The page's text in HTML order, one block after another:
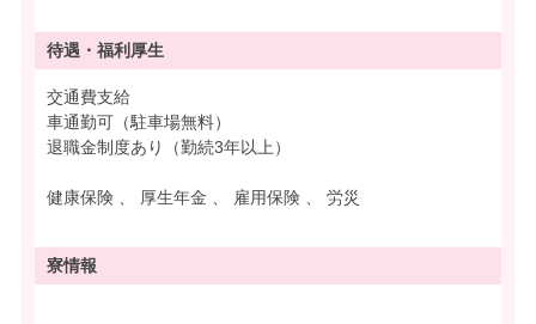
待遇・ 福利厚生
交通費支給
車通勤可（駐車場無料）
退職金制度あり（勤続3年以上）
健康保険 、 厚生年金 、 雇用保険 、 労災
寮情報